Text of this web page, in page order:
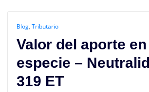
Blog, Tributario
Valor del aporte en
especie –
319 ET